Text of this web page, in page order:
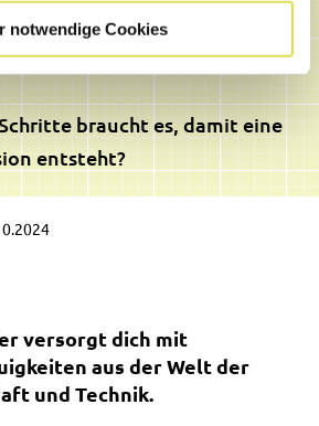
notwendige Cookies
Skizze und fasse
braucht es, damit eine
entsteht?
versorgt dich mit
aus der Welt der
und Technik.